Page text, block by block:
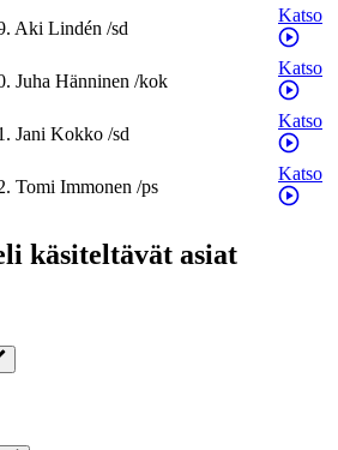
. Aki Lindén /sd
Katso
. Juha Hänninen /kok
Katso
. Jani Kokko /sd
Katso
. Tomi Immonen /ps
Katso
käsiteltävät asiat